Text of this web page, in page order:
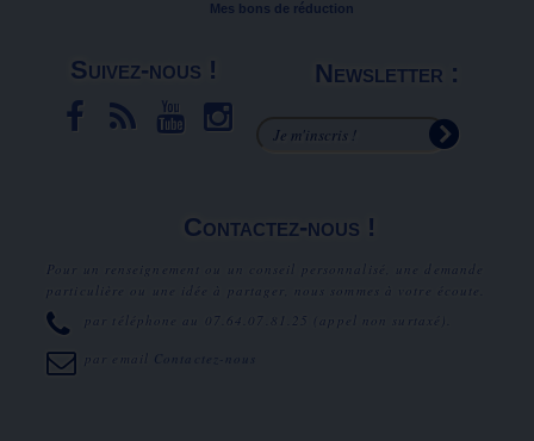
Mes bons de réduction
Suivez-nous ! Newsletter :
Contactez-nous !
Pour un renseignement ou un conseil personnalisé, une demande
particulière ou une idée à partager, nous sommes à votre écoute.
par téléphone au
07.64.07.81.25 (appel non surtaxé).
par email Contactez-nous